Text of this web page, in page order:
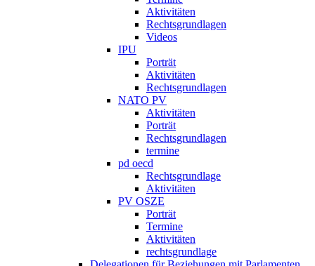
Aktivitäten
Rechtsgrundlagen
Videos
IPU
Porträt
Aktivitäten
Rechtsgrundlagen
NATO PV
Aktivitäten
Porträt
Rechtsgrundlagen
termine
pd oecd
Rechtsgrundlage
Aktivitäten
PV OSZE
Porträt
Termine
Aktivitäten
rechtsgrundlage